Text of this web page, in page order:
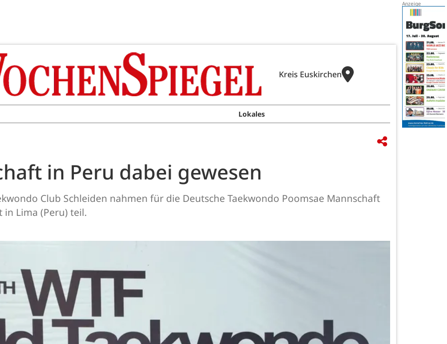
Kreis Euskirchen
Lokales
in Peru dabei gewesen
Club Schleiden nahmen für die Deutsche Taekwondo Poomsae Mannschaft
Lima (Peru) teil.